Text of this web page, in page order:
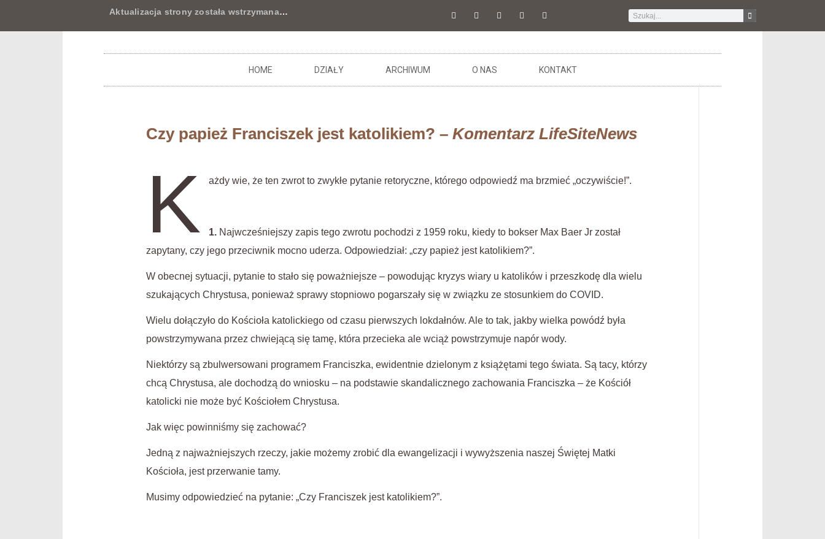
Aktualizacja strony została wstrzymana…
HOME DZIAŁY ARCHIWUM O NAS KONTAKT
Czy papież Franciszek jest katolikiem? – Komentarz LifeSiteNews
K ażdy wie, że ten zwrot to zwykłe pytanie retoryczne, którego odpowiedź ma brzmieć „oczywiście!”.
1. Najwcześniejszy zapis tego zwrotu pochodzi z 1959 roku, kiedy to bokser Max Baer Jr został
zapytany, czy jego przeciwnik mocno uderza. Odpowiedział: „czy papież jest katolikiem?”.
W obecnej sytuacji, pytanie to stało się poważniejsze – powodując kryzys wiary u katolików i przeszkodę dla wielu
szukających Chrystusa, ponieważ sprawy stopniowo pogarszały się w związku ze stosunkiem do COVID.
Wielu dołączyło do Kościoła katolickiego od czasu pierwszych lokdałnów. Ale to tak, jakby wielka powódź była
powstrzymywana przez chwiejącą się tamę, która przecieka ale wciąż powstrzymuje napór wody.
Niektórzy są zbulwersowani programem Franciszka, ewidentnie dzielonym z książętami tego świata. Są tacy, którzy
chcą Chrystusa, ale dochodzą do wniosku – na podstawie skandalicznego zachowania Franciszka – że Kościół
katolicki nie może być Kościołem Chrystusa.
Jak więc powinniśmy się zachować?
Jedną z najważniejszych rzeczy, jakie możemy zrobić dla ewangelizacji i wywyższenia naszej Świętej Matki
Kościoła, jest przerwanie tamy.
Musimy odpowiedzieć na pytanie: „Czy Franciszek jest katolikiem?”.